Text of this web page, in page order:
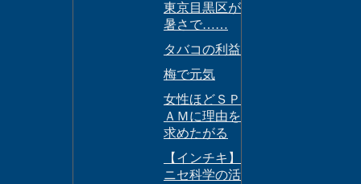
東京目黒区が
暑さで……
タバコの利益
梅で元気
女性ほどＳＰ
ＡＭに理由を
求めたがる
【インチキ】
ニセ科学の活